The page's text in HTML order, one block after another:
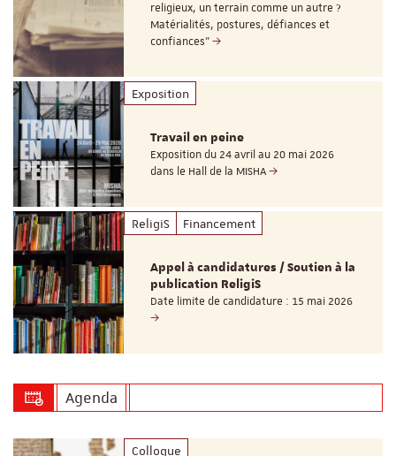
religieux, un terrain comme un autre ?
Matérialités, postures, défiances et
confiances"
Exposition
Travail en peine
Exposition du 24 avril au 20 mai 2026
dans le Hall de la MISHA
ReligiS Financement
Appel à candidatures / Soutien à la
publication ReligiS
Date limite de candidature : 15 mai 2026
Agenda
Colloque